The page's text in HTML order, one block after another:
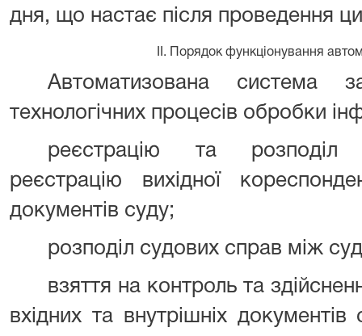
дня, що настає після проведення
II. Порядок функціонування
Автоматизована система
технологічних процесів обробки
реєстрацію та розподіл
реєстрацію вихідної
документів суду;
розподіл судових справ між
взяття на контроль та
вхідних та внутрішніх